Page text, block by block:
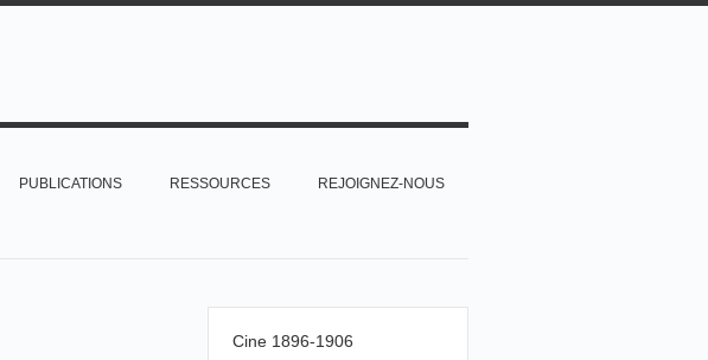
PUBLICATIONS RESSOURCES REJOIGNEZ-NOUS
Cine 1896-1906